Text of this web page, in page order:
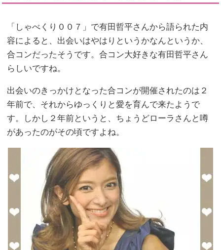
「しゃべくり００７」で有田哲平さんから語られた内
容によると、出会いはやはりというかなんというか、
合コンだったそうです。合コン大好きな有田哲平さん
らしいですね。
出会いのきっかけとなった合コンが開催されたのは２
年前で、それからゆっくりと愛を育んで来たようで
す。しかし２年前というと、ちょうどローラさんと噂
があったのがその頃ですよね。